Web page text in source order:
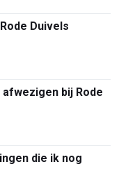
Duivels
afwezigen bij Rode
die ik nog